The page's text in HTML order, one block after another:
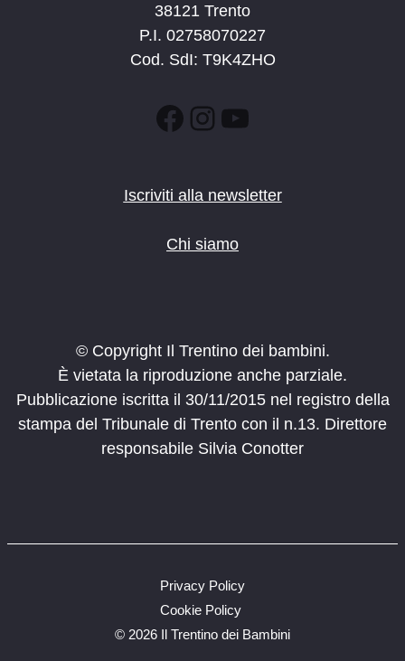
38121 Trento
P.I. 02758070227
Cod. SdI: T9K4ZHO
Facebook
Instagram
YouTube
Iscriviti alla newsletter
Chi siamo
© Copyright Il Trentino dei bambini.
È vietata la riproduzione anche parziale.
Pubblicazione iscritta il 30/11/2015 nel registro della
stampa del Tribunale di Trento con il n.13. Direttore
responsabile Silvia Conotter
© 2026 Il Trentino dei Bambini
Privacy Policy
Cookie Policy